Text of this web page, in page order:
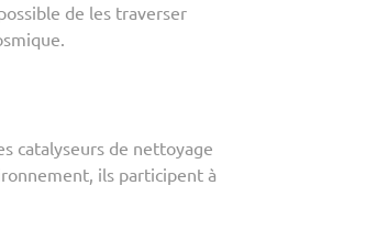
de les traverser
catalyseurs de nettoyage
ils participent à